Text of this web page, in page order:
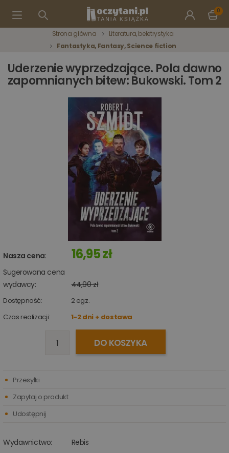
0
Strona główna
Literatura, beletrystyka
Fantastyka, Fantasy, Science fiction
Uderzenie wyprzedzające. Pola dawno
zapomnianych bitew: Bukowski. Tom 2
Nasza cena: 16,95 zł
Sugerowana cena
wydawcy:
44,90 zł
Dostępność: 2egz.
Czas realizacji:
1-2 dni + dostawa
DO KOSZYKA
Wydawnictwo:
Rebis
Przesyłki
Zapytaj o produkt
Udostępnij